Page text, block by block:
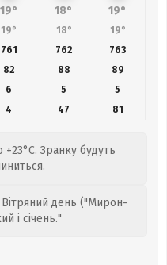
19° 18° 19°
19° 18° 19°
761 762 763
82 88 89
6 5
5
4 47 81
+23°C. Зранку будуть
день ("Мирон-
і січень."